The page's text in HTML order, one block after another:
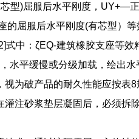
型)屈服后水平刚度，UY+―
屈服后水平刚度(有芯型）
中：ζEQ-建筑橡胶支座等
水平缓慢或分级加载，绘出
为破产品的耐久性能应按表8
注砂浆垫层凝固后，必须拆